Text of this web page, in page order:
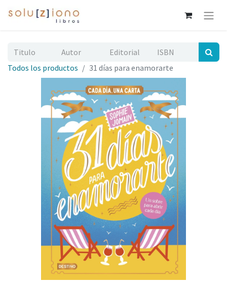
Todos los productos 31 días para enamorarte